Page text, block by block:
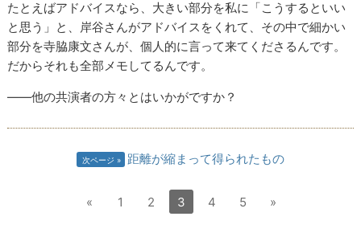
たとえばアドバイスなら、大きい部分を私に「こうするといい
と思う」と、岸谷さんがアドバイスをくれて、その中で細かい
部分を寺脇康文さんが、個人的に言って来てくださるんです。
だからそれも全部メモしてるんです。
――他の共演者の方々とはいかがですか？
次ページ 距離が縮まって得られたもの
« 1 2 3 4 5 »